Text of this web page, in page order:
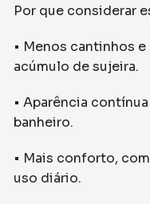
Por que considerar
• Menos cantinhos
acúmulo de sujeira.
• Aparência
banheiro.
• Mais conforto,
uso diário.